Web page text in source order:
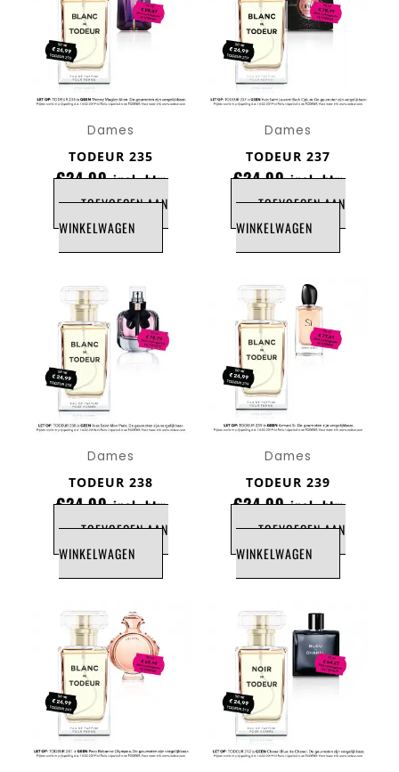
Dames
TODEUR 235
€24,99 incl. btw
TOEVOEGEN AAN
WINKELWAGEN
Dames
TODEUR 237
€24,99 incl. btw
TOEVOEGEN AAN
WINKELWAGEN
Dames
TODEUR 238
€24,99 incl. btw
TOEVOEGEN AAN
WINKELWAGEN
Dames
TODEUR 239
€24,99 incl. btw
TOEVOEGEN AAN
WINKELWAGEN